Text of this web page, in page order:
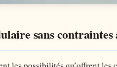
sans